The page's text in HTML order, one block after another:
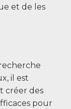
et de les
il est
créer des
pour